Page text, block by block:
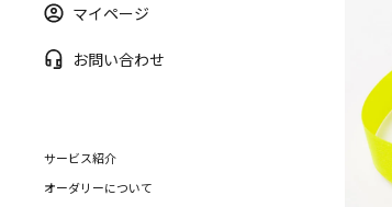
マイページ
お問い合わせ
サービス紹介
オーダリーについて